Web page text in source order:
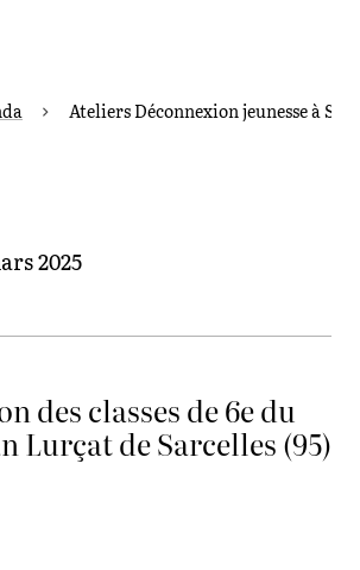
Ateliers Déconnexion jeunesse à
2025
des classes de 6e du
Lurçat de Sarcelles (95)